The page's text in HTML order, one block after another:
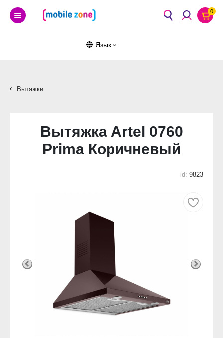
0
Язык
Вытяжки
Вытяжка Artel 0760
Prima Коричневый
id: 9823